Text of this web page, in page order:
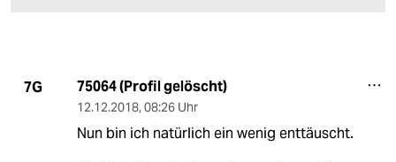
7G 75064 (Profil gelöscht)
12.12.2018, 08:26 Uhr
Nun bin ich natürlich ein wenig enttäuscht.